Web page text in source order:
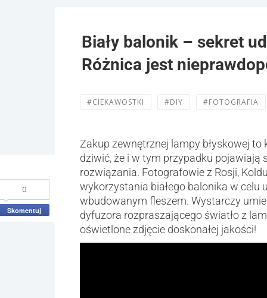
Biały balonik – sekret
Różnica jest
#CIEKAWOSTKI #DIY #FOTOGRAFIA
0
Skomentuj
Zakup zewnętrznej lampy błyskowej
dziwić, że i w tym przypadku pojawiają
rozwiązania. Fotografowie z Rosji,
wykorzystania białego balonika w celu
wbudowanym fleszem. Wystarczy
dyfuzora rozpraszającego światło z
oświetlone zdjęcie doskonałej jakości!